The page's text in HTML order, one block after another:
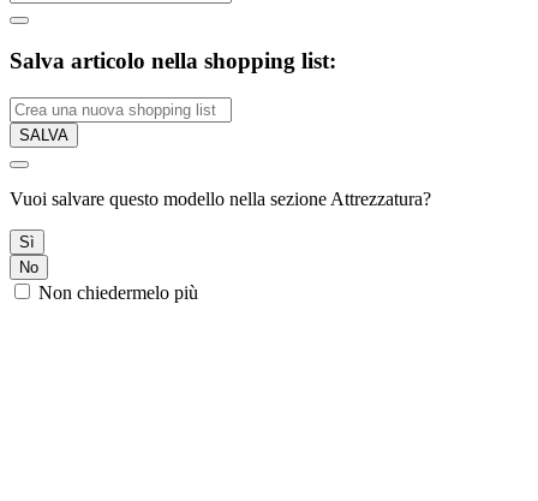
Salva articolo nella shopping list:
SALVA
Vuoi salvare questo modello nella sezione Attrezzatura?
Sì
No
Non chiedermelo più